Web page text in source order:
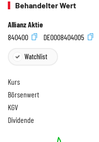
Behandelter Wert
Allianz Aktie
840400
DE0008404005
Watchlist
Kurs
Börsenwert
KGV
Dividende